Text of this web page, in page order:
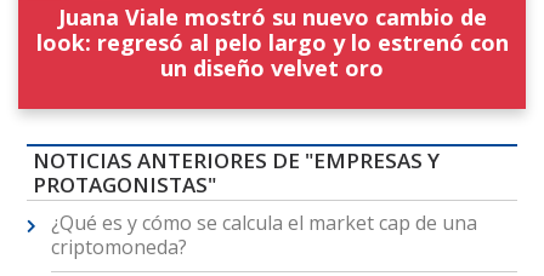
Juana Viale mostró su nuevo cambio de
look: regresó al pelo largo y lo estrenó con
un diseño velvet oro
NOTICIAS ANTERIORES DE "EMPRESAS Y
PROTAGONISTAS"
¿Qué es y cómo se calcula el market cap de una
criptomoneda?